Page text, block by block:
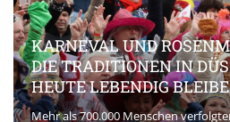
KARNEVAL UND
DIE TRADITIONEN IN
HEUTE LEBENDIG
Mehr als 700.000 Menschen